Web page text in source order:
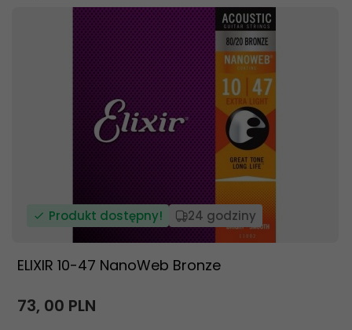
Produkt dostępny! 24 godziny
ELIXIR 10-47 NanoWeb Bronze
73, 00 PLN